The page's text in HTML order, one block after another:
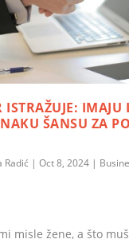
ISTRAŽUJE: IMAJU
ŠANSU ZA
Radić |Oct 8, 2024 |
misle žene, a što